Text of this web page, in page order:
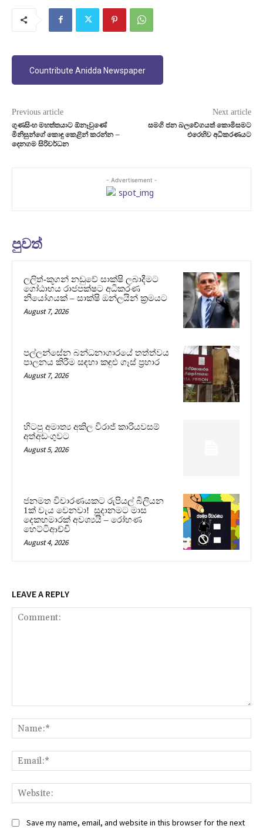
Countribute Anidda Newspaper
Previous article
ගුණසිංහ මහත්තයාට ඕනෑවුණේ
මිනිසුන්ගේ කොඳු කෙළින් කරන්න –
දෙනගම සිරිවර්ධන
Next article
සමගි ජන බලවේගයත් කොමිසමට
එරෙහිව අධිකරණයට
- Advertisement -
පුවත්
ලලිත්-කූගන් නඩුවේ සාක්ෂි ලබාදීමට
ගෝඨාභය රාජපක්ෂට අධිකරණ
නියෝගයක් – සාක්ෂි ඔන්ලයින් ක්‍රමයට
August 7, 2026
පල්ලන්සේන බන්ධනාගාරයේ තත්ත්වය
පාලනය කිරීම සඳහා කඳුළු ගෑස් ප්‍රහාර
August 7, 2026
හිටපු අමාත්‍ය අකිල විරාජ් කාරියවසම්
අත්අඩංගුවට
August 5, 2026
ජනමත විචාරණයකට රුපියල් බිලියන
1ක් වැය වෙනවා! සූදානමට මාස
දෙකහමාරක් අවශ්‍යයි – රෝහණ
හෙට්ටිආච්චි
August 4, 2026
LEAVE A REPLY
Save my name, email, and website in this browser for the next